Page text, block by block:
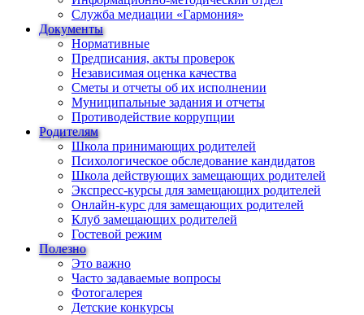
Служба медиации «Гармония»
Документы
Нормативные
Предписания, акты проверок
Независимая оценка качества
Сметы и отчеты об их исполнении
Муниципальные задания и отчеты
Противодействие коррупции
Родителям
Школа принимающих родителей
Психологическое обследование кандидатов
Школа действующих замещающих родителей
Экспресс-курсы для замещающих родителей
Онлайн-курс для замещающих родителей
Клуб замещающих родителей
Гостевой режим
Полезно
Это важно
Часто задаваемые вопросы
Фотогалерея
Детские конкурсы